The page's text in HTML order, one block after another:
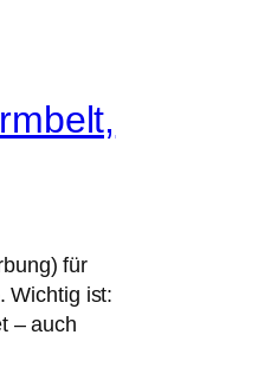
für
Wichtig ist:
– auch